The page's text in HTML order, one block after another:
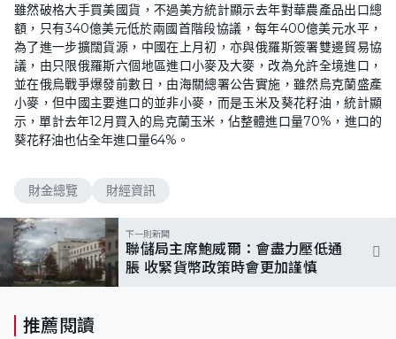
雖然破格大手買美國貨，不過美方統計顯示去年對華農產品出口總
額，只有340億美元低於兩國首階段協議，每年400億美元水平，
為了進一步擴闊貨源，中國在上月初，亦與俄羅斯簽署雙邊貿易協
議，由只限俄羅斯六個地區進口小麥及大麥，改為允許全境進口，
並在俄烏戰爭爆發前數日，由海關總署公告實施，雖然烏克蘭盛產
小麥，但中國主要進口的並非小麥，而是玉米及葵花籽油，統計顯
示，單計去年12月買入的烏克蘭玉米，佔整體進口量70%，進口的
葵花籽油也佔全年進口量64%。
財金總覽 財經資訊
下一則新聞
聯儲局主席鮑威爾：會盡力壓低通
脹 收緊貨幣政策時會更加謹慎
推薦閱讀